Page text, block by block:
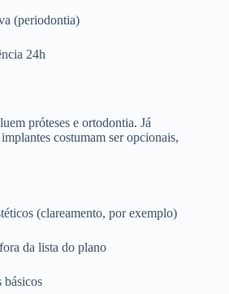
(periodontia)
24h
próteses e ortodontia. Já
costumam ser opcionais,
(clareamento, por exemplo)
da lista do plano
básicos